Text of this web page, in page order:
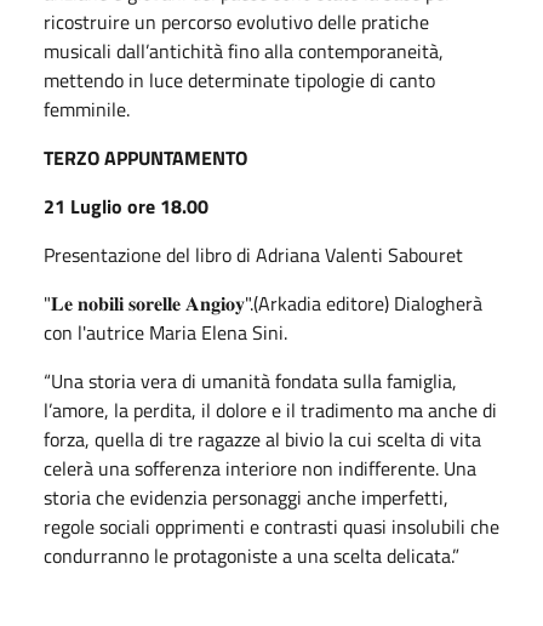
ricostruire un percorso evolutivo delle pratiche
musicali dall’antichità fino alla contemporaneità,
mettendo in luce determinate tipologie di canto
femminile.
TERZO APPUNTAMENTO
21 Luglio ore 18.00
Presentazione del libro di Adriana Valenti Sabouret
"𝐋𝐞 𝐧𝐨𝐛𝐢𝐥𝐢 𝐬𝐨𝐫𝐞𝐥𝐥𝐞 𝐀𝐧𝐠𝐢𝐨𝐲".(Arkadia editore) Dialogherà
con l'autrice Maria Elena Sini.
“Una storia vera di umanità fondata sulla famiglia,
l’amore, la perdita, il dolore e il tradimento ma anche di
forza, quella di tre ragazze al bivio la cui scelta di vita
celerà una sofferenza interiore non indifferente. Una
storia che evidenzia personaggi anche imperfetti,
regole sociali opprimenti e contrasti quasi insolubili che
condurranno le protagoniste a una scelta delicata.”